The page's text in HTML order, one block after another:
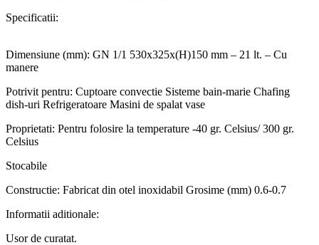
Specificatii:
Dimensiune (mm): GN 1/1 530x325x(H)150 mm – 21 lt. – Cu
manere
Potrivit pentru: Cuptoare convectie Sisteme bain-marie Chafing
dish-uri Refrigeratoare Masini de spalat vase
Proprietati: Pentru folosire la temperature -40 gr. Celsius/ 300 gr.
Celsius
Stocabile
Constructie: Fabricat din otel inoxidabil Grosime (mm) 0.6-0.7
Informatii aditionale:
Usor de curatat.